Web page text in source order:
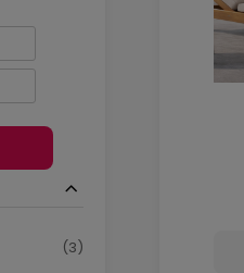
(3)